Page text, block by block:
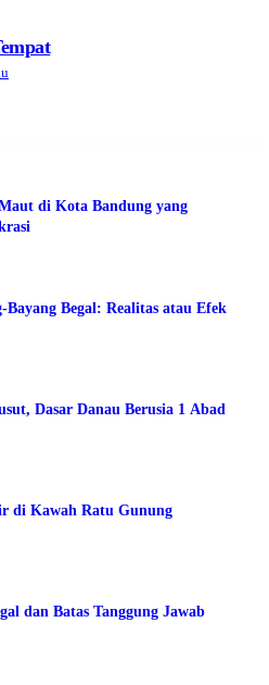
di Kota Bandung yang
Bayang Begal: Realitas atau Efek
Dasar Danau Berusia 1 Abad
di Kawah Ratu Gunung
dan Batas Tanggung Jawab